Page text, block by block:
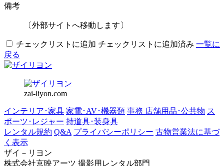
備考
〔外部サイトへ移動します〕
チェックリストに追加 チェックリストに追加済み 一覧に
戻る
zai-liyon.com
インテリア･家具 家電･AV･機器類 事務 店舗用品･公共物 ス
ポーツ･レジャー 持道具･装身具
レンタル規約 Q&A プライバシーポリシー 古物営業法に基づ
く表示
ザイ－リヨン
株式会社京映アーツ 撮影用レンタル部門